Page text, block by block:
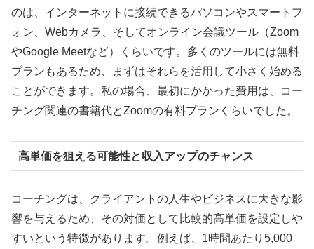
のは、インターネットに接続できるパソコンやスマートフ
ォン、Webカメラ、そしてオンライン会議ツール（Zoom
やGoogle Meetなど）くらいです。多くのツールには無料
プランもあるため、まずはそれらを活用して小さく始める
ことができます。私の場合、最初にかかった費用は、コー
チング関連の書籍代とZoomの有料プランくらいでした。
高単価を狙える可能性と収入アップのチャンス
コーチングは、クライアントの人生やビジネスに大きな影
響を与えるため、その対価として比較的高単価を設定しや
すいという特徴があります。例えば、1時間あたり5,000